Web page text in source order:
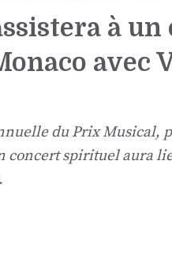
à
avec
du Prix Musical,
concert spirituel aura